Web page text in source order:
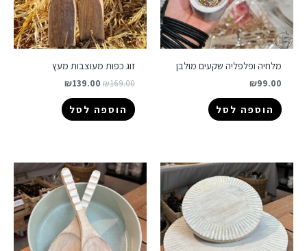
מלחיה ופלפליה שקעים מולבן
₪99.00
הוספה לסל
זוג כפות מעוצבות מעץ
₪169.00
₪139.00
הוספה לסל